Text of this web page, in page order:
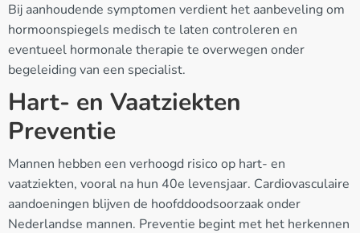
Bij aanhoudende symptomen verdient het aanbeveling om
hormoonspiegels medisch te laten controleren en
eventueel hormonale therapie te overwegen onder
begeleiding van een specialist.
Hart- en Vaatziekten
Preventie
Mannen hebben een verhoogd risico op hart- en
vaatziekten, vooral na hun 40e levensjaar. Cardiovasculaire
aandoeningen blijven de hoofddoodsoorzaak onder
Nederlandse mannen. Preventie begint met het herkennen